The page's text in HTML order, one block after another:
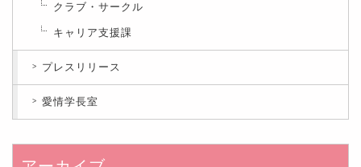
クラブ・サークル
キャリア支援課
プレスリリース
愛情学長室